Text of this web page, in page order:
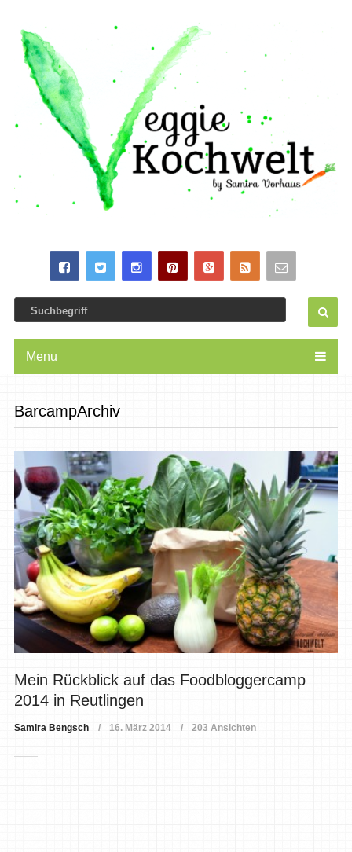
Menu
BarcampArchiv
Mein Rückblick auf das Foodbloggercamp
2014 in Reutlingen
Samira Bengsch 16. März 2014 203 Ansichten